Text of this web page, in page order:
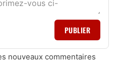
PUBLIER
nouveaux commentaires